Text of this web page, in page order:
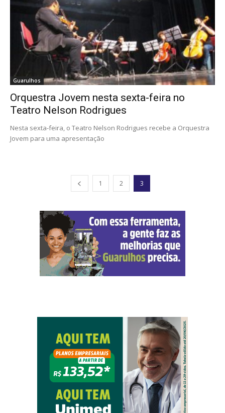
Guarulhos
Orquestra Jovem nesta sexta-feira no
Teatro Nelson Rodrigues
Nesta sexta-feira, o Teatro Nelson Rodrigues recebe a Orquestra
Jovem para uma apresentação
1 2 3